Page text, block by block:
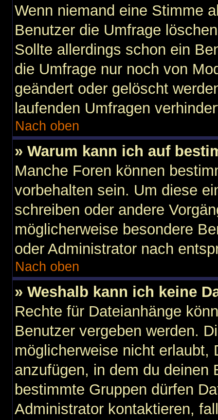
Wenn niemand eine Stimme
Benutzer die Umfrage
Sollte allerdings schon ein
die Umfrage nur noch von
geändert oder gelöscht
laufenden Umfragen
Nach oben
» Warum kann ich auf
Manche Foren können
vorbehalten sein. Um diese
schreiben oder andere
möglicherweise besondere
oder Administrator nach
Nach oben
» Weshalb kann ich keine
Rechte für Dateianhänge
Benutzer vergeben werden.
möglicherweise nicht erlaubt,
anzufügen, in dem du deinen
bestimmte Gruppen dürfen
Administrator kontaktieren,